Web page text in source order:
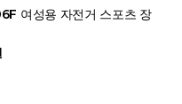
여성용 자전거 스포츠 장